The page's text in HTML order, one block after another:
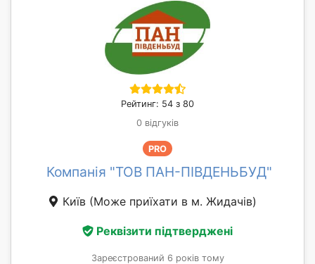
Рейтинг: 54 з 80
0 відгуків
PRO
Компанія "ТОВ ПАН-ПІВДЕНЬБУД"
Київ (Може приїхати в м. Жидачів)
Реквізити підтверджені
Зареєстрований 6 років тому